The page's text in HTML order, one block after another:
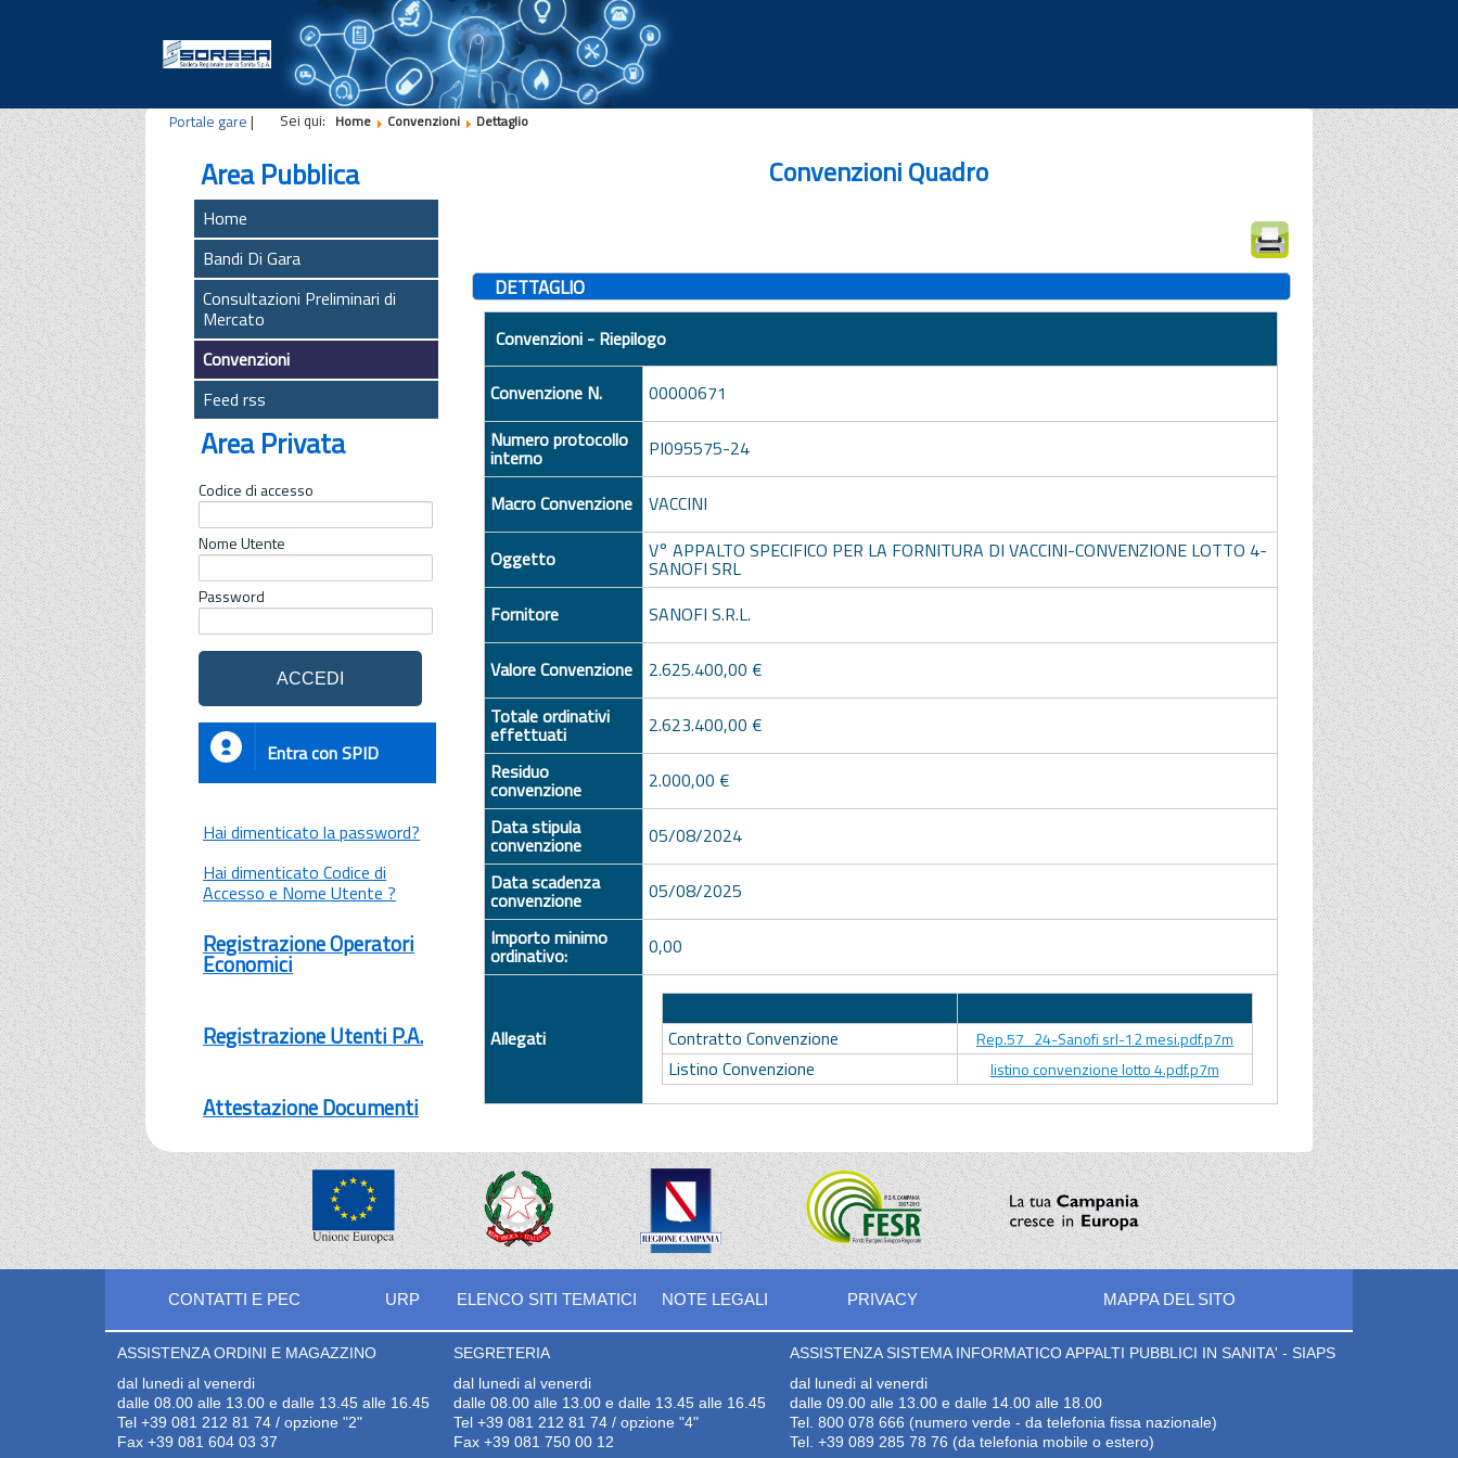
Portale gare | Sei qui: Home Convenzioni Dettaglio
Area Pubblica
Home
Bandi Di Gara
Consultazioni Preliminari di
Mercato
Convenzioni
Feed rss
Area Privata
Codice di accesso
Nome Utente
Password
Entra con SPID
Hai dimenticato la password?
Hai dimenticato Codice di
Accesso e Nome Utente ?
Registrazione Operatori
Economici
Registrazione Utenti P.A.
Attestazione Documenti
Convenzioni Quadro
DETTAGLIO
Convenzioni - Riepilogo
Convenzione N.
00000671
Numero protocollo
interno PI095575-24
Macro Convenzione VACCINI
Oggetto V° APPALTO SPECIFICO PER LA FORNITURA DI VACCINI-CONVENZIONE LOTTO 4-
SANOFI SRL
Fornitore
SANOFI S.R.L.
Valore Convenzione
2.625.400,00 €
Totale ordinativi
effettuati
2.623.400,00 €
Residuo
convenzione
2.000,00 €
Data stipula
convenzione
05/08/2024
Data scadenza
convenzione
05/08/2025
Importo minimo
ordinativo: 0,00
Allegati
Contratto Convenzione
Rep.57_24-Sanofi srl-12 mesi.pdf.p7m
Listino Convenzione listino convenzione lotto 4.pdf.p7m
CONTATTI E PEC URP ELENCO SITI TEMATICI NOTE LEGALI PRIVACY MAPPA DEL SITO
ASSISTENZA ORDINI E MAGAZZINO
dal lunedi al venerdi
dalle 08.00 alle 13.00 e dalle 13.45 alle 16.45
Tel +39 081 212 81 74 / opzione "2"
Fax +39 081 604 03 37
SEGRETERIA
dal lunedi al venerdi
dalle 08.00 alle 13.00 e dalle 13.45 alle 16.45
Tel +39 081 212 81 74 / opzione "4"
Fax +39 081 750 00 12
ASSISTENZA SISTEMA INFORMATICO APPALTI PUBBLICI IN SANITA' - SIAPS
dal lunedi al venerdi
dalle 09.00 alle 13.00 e dalle 14.00 alle 18.00
Tel. 800 078 666 (numero verde - da telefonia fissa nazionale)
Tel. +39 089 285 78 76 (da telefonia mobile o estero)